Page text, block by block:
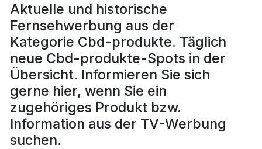
Aktuelle und historische
Fernsehwerbung aus der
Kategorie Cbd-produkte. Täglich
neue Cbd-produkte-Spots in der
Übersicht. Informieren Sie sich
gerne hier, wenn Sie ein
zugehöriges Produkt bzw.
Information aus der TV-Werbung
suchen.